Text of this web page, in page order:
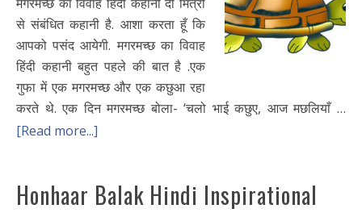
से संबंधित कहानी है. आशा करता हूँ कि
आपको पसंद आयेगी. मगरमच्छ का विवाह
हिंदी कहानी बहुत पहले की बात है .एक
गुफा में एक मगरमच्छ और एक कछुआ रहा
करते थे. एक दिन मगरमच्छ बोला- ‘चलो भाई कछुए, आज मछलियाँ …
[Read more...]
Honhaar Balak Hindi Inspirational